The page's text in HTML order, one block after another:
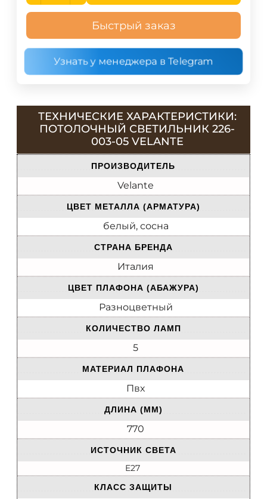
Быстрый заказ
Узнать у менеджера в Telegram
ТЕХНИЧЕСКИЕ ХАРАКТЕРИСТИКИ:
ПОТОЛОЧНЫЙ СВЕТИЛЬНИК 226-
003-05 VELANTE
ПРОИЗВОДИТЕЛЬ
Velante
ЦВЕТ МЕТАЛЛА (АРМАТУРА)
белый, сосна
СТРАНА БРЕНДА
Италия
ЦВЕТ ПЛАФОНА (АБАЖУРА)
Разноцветный
КОЛИЧЕСТВО ЛАМП
5
МАТЕРИАЛ ПЛАФОНА
Пвх
ДЛИНА (ММ)
770
ИСТОЧНИК СВЕТА
E27
КЛАСС ЗАЩИТЫ